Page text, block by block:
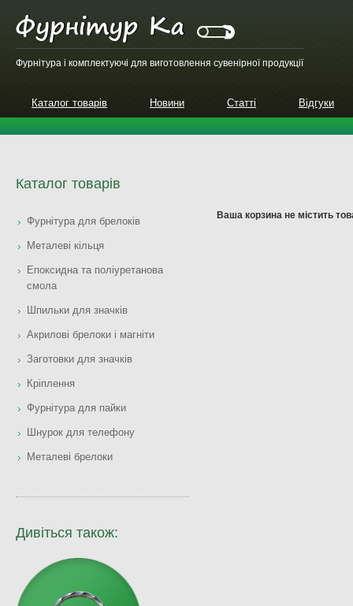
Фурнітура і комплектуючі для виготовлення сувенірної продукції
Каталог товарів Новини Статті Відгуки
Ваша корзина не містить
Каталог товарів
Фурнітура для брелоків
Металеві кільця
Епоксидна та поліуретанова
смола
Шпильки для значків
Акрилові брелоки і магніти
Заготовки для значків
Кріплення
Фурнітура для пайки
Шнурок для телефону
Металеві брелоки
Дивіться також: